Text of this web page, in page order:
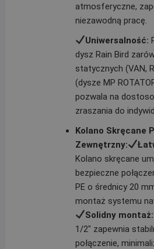
atmosferyczne,
niezawodną pracę.
Uniwersalność:
dysz Rain Bird
statycznych (VAN,
(dysze MP
pozwala na
zraszania do
Kolano Skręcane
Zewnętrzny:
Kolano skręcane
bezpieczne
PE o średnicy 20
montaż systemu
Solidny montaż:
1/2″ zapewnia
połączenie,